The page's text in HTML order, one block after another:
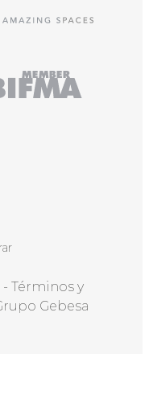
- Términos y
Gebesa